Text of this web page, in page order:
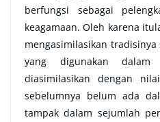
berfungsi sebagai
keagamaan. Oleh karena
mengasimilasikan
yang digunakan
diasimilasikan dengan
sebelumnya belum ada
tampak dalam sejumlah